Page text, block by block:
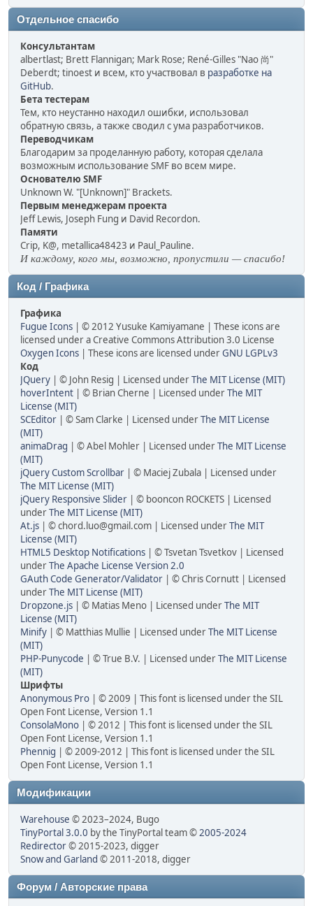
Отдельное спасибо
Консультантам
albertlast; Brett Flannigan; Mark Rose; René-Gilles "Nao 尚"
Deberdt; tinoest и всем, кто участвовал в разработке на
GitHub.
Бета тестерам
Тем, кто неустанно находил ошибки, использовал
обратную связь, а также сводил с ума разработчиков.
Переводчикам
Благодарим за проделанную работу, которая сделала
возможным использование SMF во всем мире.
Основателю SMF
Unknown W. "[Unknown]" Brackets.
Первым менеджерам проекта
Jeff Lewis, Joseph Fung и David Recordon.
Памяти
Crip, K@, metallica48423 и Paul_Pauline.
И каждому, кого мы, возможно, пропустили — спасибо!
Код / Графика
Графика
Fugue Icons | © 2012 Yusuke Kamiyamane | These icons are
licensed under a Creative Commons Attribution 3.0 License
Oxygen Icons | These icons are licensed underGNU LGPLv3
Код
JQuery | © John Resig | Licensed underThe MIT License (MIT)
hoverIntent | © Brian Cherne | Licensed underThe MIT
License (MIT)
SCEditor | © Sam Clarke | Licensed underThe MIT License
(MIT)
animaDrag | © Abel Mohler | Licensed underThe MIT License
(MIT)
jQuery Custom Scrollbar | © Maciej Zubala | Licensed under
The MIT License (MIT)
jQuery Responsive Slider | © booncon ROCKETS | Licensed
underThe MIT License (MIT)
At.js | © chord.luo@gmail.com | Licensed underThe MIT
License (MIT)
HTML5 Desktop Notifications | © Tsvetan Tsvetkov | Licensed
underThe Apache License Version 2.0
GAuth Code Generator/Validator | © Chris Cornutt | Licensed
underThe MIT License (MIT)
Dropzone.js | © Matias Meno | Licensed underThe MIT
License (MIT)
Minify | © Matthias Mullie | Licensed underThe MIT License
(MIT)
PHP-Punycode | © True B.V. | Licensed underThe MIT License
(MIT)
Шрифты
Anonymous Pro | © 2009 | This font is licensed under the SIL
Open Font License, Version 1.1
ConsolaMono | © 2012 | This font is licensed under the SIL
Open Font License, Version 1.1
Phennig | © 2009-2012 | This font is licensed under the SIL
Open Font License, Version 1.1
Модификации
Warehouse © 2023–2024, Bugo
TinyPortal 3.0.0 by the TinyPortal team ©2005-2024
Redirector© 2015-2023, digger
Snow and Garland © 2011-2018, digger
Форум / Авторские права